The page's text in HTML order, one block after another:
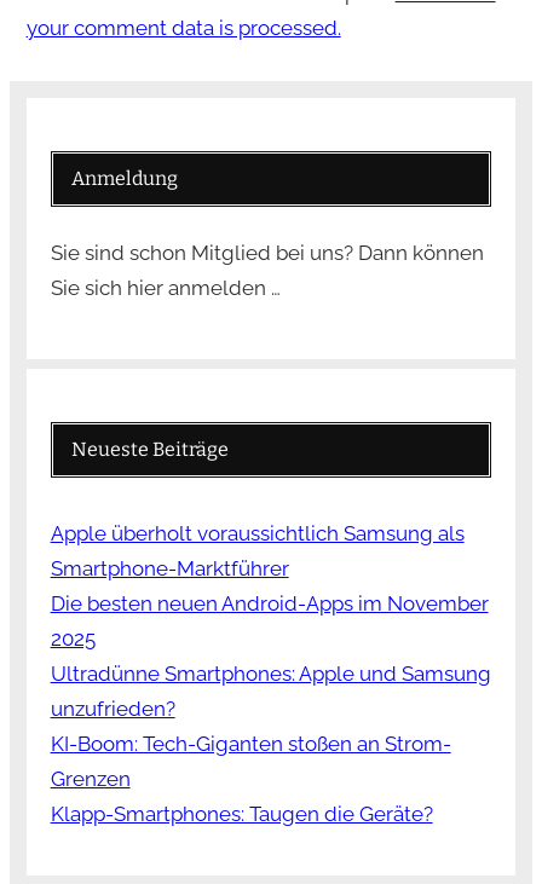
your comment data is processed.
Anmeldung
Sie sind schon Mitglied bei uns? Dann können
Sie sich hier anmelden …
Neueste Beiträge
Apple überholt voraussichtlich Samsung als
Smartphone-Marktführer
Die besten neuen Android-Apps im November
2025
Ultradünne Smartphones: Apple und Samsung
unzufrieden?
KI-Boom: Tech-Giganten stoßen an Strom-
Grenzen
Klapp-Smartphones: Taugen die Geräte?